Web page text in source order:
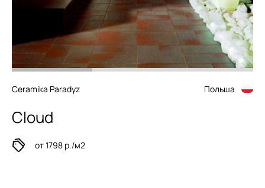
Ceramika Paradyz Польша
Cloud
от 1798 р./м2